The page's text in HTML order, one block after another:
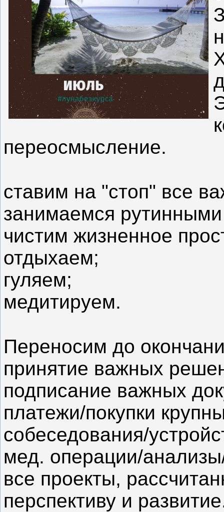
переосмысление.
ставим на "стоп" все
занимаемся
чистим жизненное
отдыхаем;
гуляем;
медитируем.
Переносим до
принятие важных
подписание важных
платежи/покупки
собеседования/
мед. операции/
все проекты,
перспективу и